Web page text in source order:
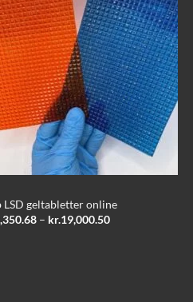
LSD geltabletter online
– kr.19,000.50Prisinterval: